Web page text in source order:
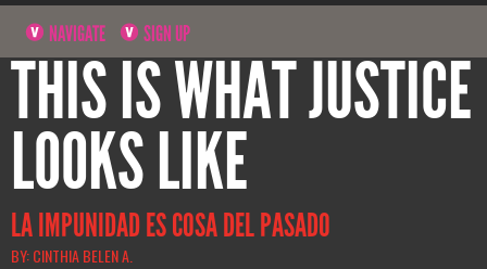
NAVIGATE SIGN UP
THIS IS WHAT JUSTICE
LOOKS LIKE
LA IMPUNIDAD ES COSA DEL PASADO
BY: CINTHIA BELEN A.